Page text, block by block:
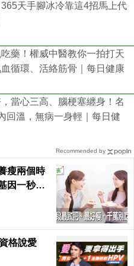
天手腳冰冷靠這4招馬上代
藥！權威中醫教你一拍打天
循環、活絡筋骨｜每日健康
當心三高、腦梗塞纏身！名
回溫，無病一身輕｜每日健
瘦兩個時
因一秒關
格說愛
Recommended by